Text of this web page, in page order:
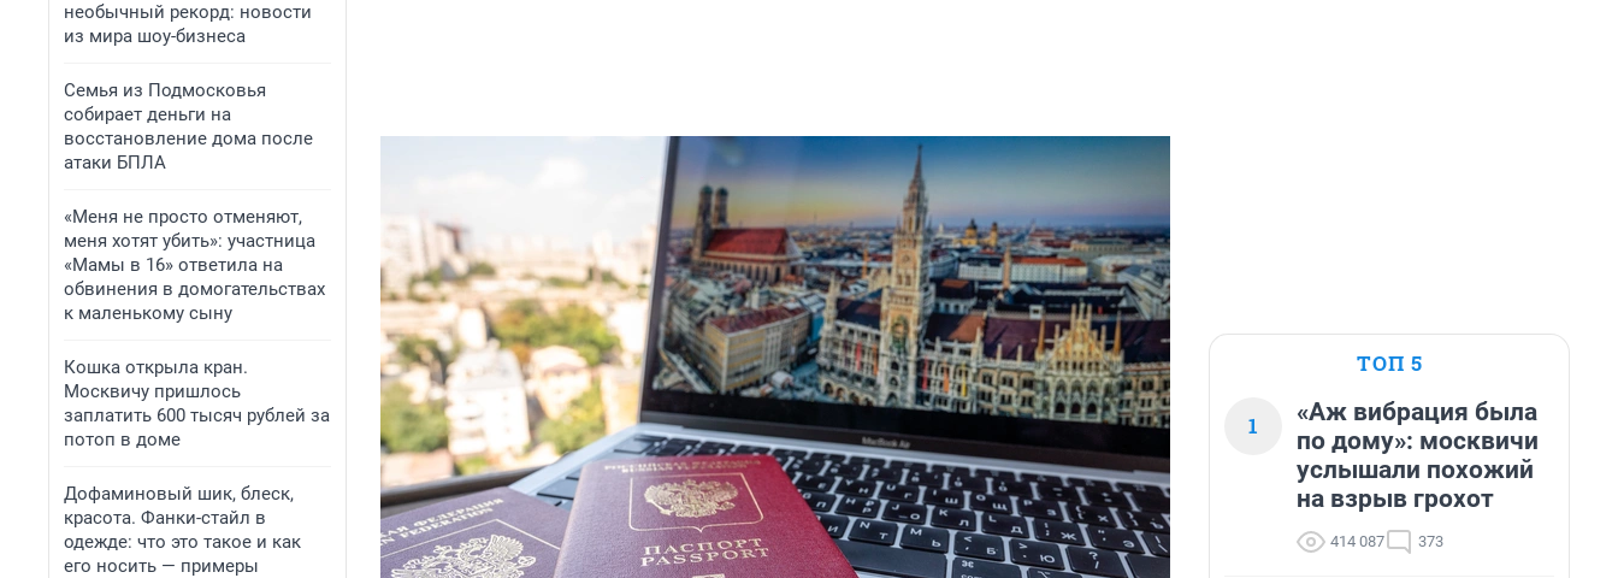
необычный рекорд: новости
из мира шоу-бизнеса
Семья из Подмосковья
собирает деньги на
восстановление дома после
атаки БПЛА
«Меня не просто отменяют,
меня хотят убить»: участница
«Мамы в 16» ответила на
обвинения в домогательствах
к маленькому сыну
Кошка открыла кран.
Москвичу пришлось
заплатить 600 тысяч рублей за
потоп в доме
Дофаминовый шик, блеск,
красота. Фанки-стайл в
одежде: что это такое и как
его носить — примеры
ТОП 5
1
«Аж вибрация была
по дому»: москвичи
услышали похожий
на взрыв грохот
414 087 373